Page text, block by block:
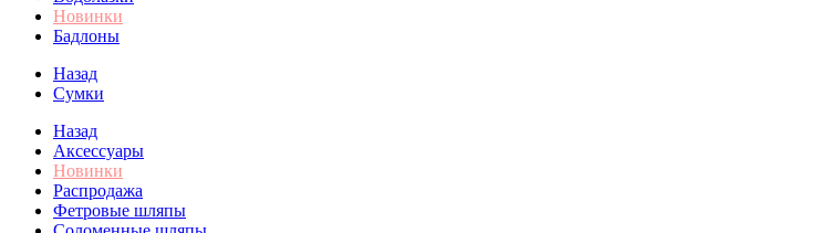
Новинки
Бадлоны
Назад
Сумки
Назад
Аксессуары
Новинки
Распродажа
Фетровые шляпы